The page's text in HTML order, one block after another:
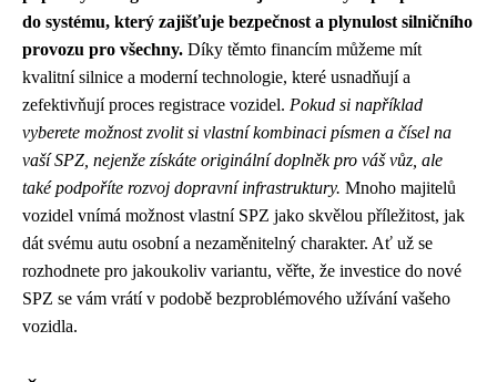
do systému, který zajišťuje bezpečnost a plynulost silničního
provozu pro všechny. Díky těmto financím můžeme mít
kvalitní silnice a moderní technologie, které usnadňují a
zefektivňují proces registrace vozidel. Pokud si například
vyberete možnost zvolit si vlastní kombinaci písmen a čísel na
vaší SPZ, nejenže získáte originální doplněk pro váš vůz, ale
také podpoříte rozvoj dopravní infrastruktury. Mnoho majitelů
vozidel vnímá možnost vlastní SPZ jako skvělou příležitost, jak
dát svému autu osobní a nezaměnitelný charakter. Ať už se
rozhodnete pro jakoukoliv variantu, věřte, že investice do nové
SPZ se vám vrátí v podobě bezproblémového užívání vašeho
vozidla.